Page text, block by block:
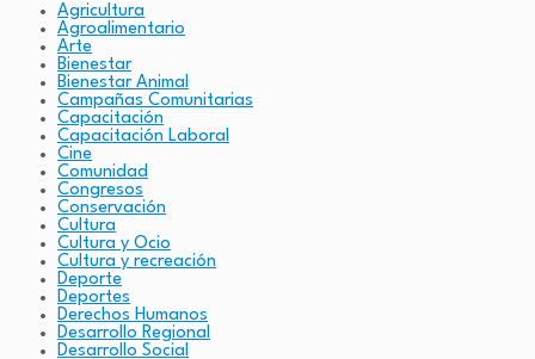
Agricultura
Agroalimentario
Arte
Bienestar
Bienestar Animal
Campañas Comunitarias
Capacitación
Capacitación Laboral
Cine
Comunidad
Congresos
Conservación
Cultura
Cultura y Ocio
Cultura y recreación
Deporte
Deportes
Derechos Humanos
Desarrollo Regional
Desarrollo Social